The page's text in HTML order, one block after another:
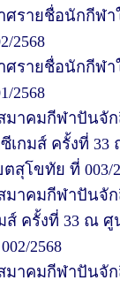
ศรายชื่อนักกีฬา
2568
ศรายชื่อนักกีฬา
2568
มาคมกีฬาปันจั
เกมส์ ครั้งที่
ตสุโขทัย ที่ 003/
มาคมกีฬาปันจั
ส์ ครั้งที่ 33 ณ
2568
มาคมกีฬาปันจัก